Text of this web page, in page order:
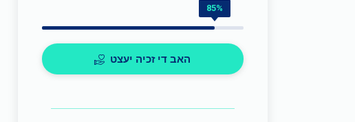
85%
האב די זכיה יעצט